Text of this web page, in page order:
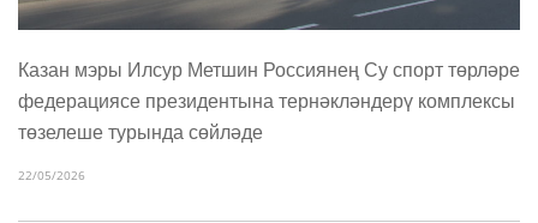
Казан мэры Илсур Метшин Россиянең Су спорт төрләре
федерациясе президентына тернәкләндерү комплексы
төзелеше турында сөйләде
22/05/2026